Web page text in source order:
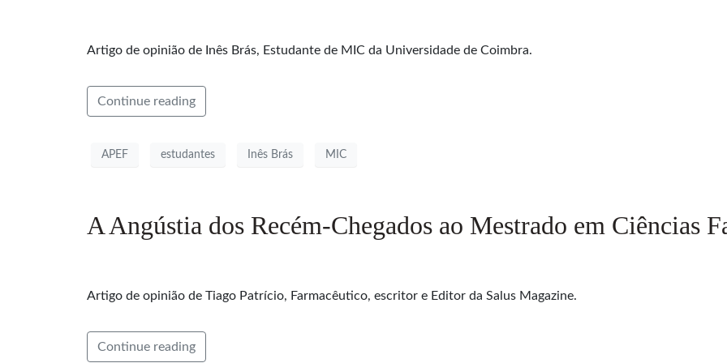
Artigo de opinião de Inês Brás, Estudante de MIC da Universidade de Coimbra.
Continue reading
APEF estudantes Inês Brás MIC
A Angústia dos Recém-Chegados ao Mestrado em Ciências
Artigo de opinião de Tiago Patrício, Farmacêutico, escritor e Editor da Salus Magazine.
Continue reading